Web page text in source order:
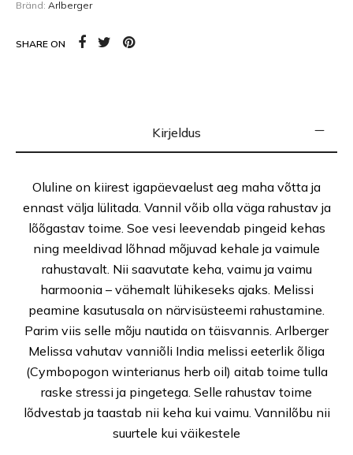
Bränd: Arlberger
SHARE ON
Kirjeldus
Oluline on kiirest igapäevaelust aeg maha võtta ja
ennast välja lülitada. Vannil võib olla väga rahustav ja
lõõgastav toime. Soe vesi leevendab pingeid kehas
ning meeldivad lõhnad mõjuvad kehale ja vaimule
rahustavalt. Nii saavutate keha, vaimu ja vaimu
harmoonia – vähemalt lühikeseks ajaks. Melissi
peamine kasutusala on närvisüsteemi rahustamine.
Parim viis selle mõju nautida on täisvannis. Arlberger
Melissa vahutav vanniõli India melissi eeterlik õliga
(Cymbopogon winterianus herb oil) aitab toime tulla
raske stressi ja pingetega. Selle rahustav toime
lõdvestab ja taastab nii keha kui vaimu. Vannilõbu nii
suurtele kui väikestele